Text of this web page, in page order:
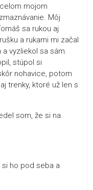
mojom
Môj
sa rukou aj
a rukami mi začal
vyzliekol sa sám.
stúpol si
nohavice, potom
trenky, ktoré už len s
som, že si na
si ho pod seba a